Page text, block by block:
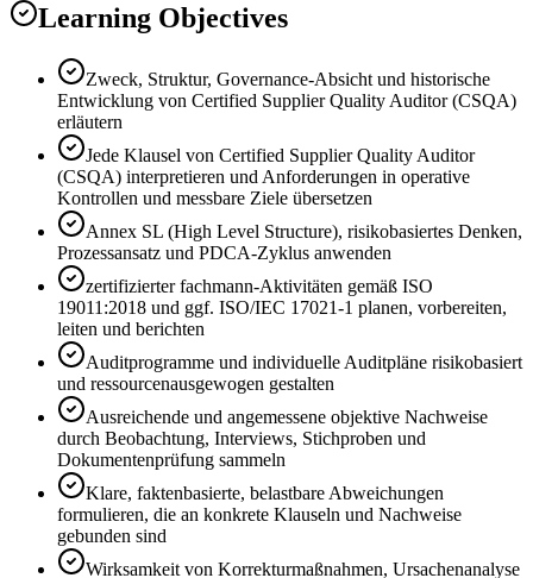
Learning Objectives
Zweck, Struktur, Governance-Absicht und historische
Entwicklung von Certified Supplier Quality Auditor (CSQA)
erläutern
Jede Klausel von Certified Supplier Quality Auditor
(CSQA) interpretieren und Anforderungen in operative
Kontrollen und messbare Ziele übersetzen
Annex SL (High Level Structure), risikobasiertes Denken,
Prozessansatz und PDCA-Zyklus anwenden
zertifizierter fachmann-Aktivitäten gemäß ISO
19011:2018 und ggf. ISO/IEC 17021-1 planen, vorbereiten,
leiten und berichten
Auditprogramme und individuelle Auditpläne risikobasiert
und ressourcenausgewogen gestalten
Ausreichende und angemessene objektive Nachweise
durch Beobachtung, Interviews, Stichproben und
Dokumentenprüfung sammeln
Klare, faktenbasierte, belastbare Abweichungen
formulieren, die an konkrete Klauseln und Nachweise
gebunden sind
Wirksamkeit von Korrekturmaßnahmen, Ursachenanalyse